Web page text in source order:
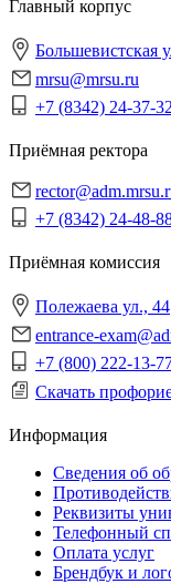
Главный корпус
Большевистская
mrsu@mrsu.ru
+7 (8342) 24-37-32
Приёмная ректора
+7 (8342) 24-48-
Приёмная комиссия
Полежаева ул., 44
entrance-
+7 (800) 222-13-
Скачать
Информация
Сведения об
Реквизиты
Телефонный
Оплата услуг
Брендбук и